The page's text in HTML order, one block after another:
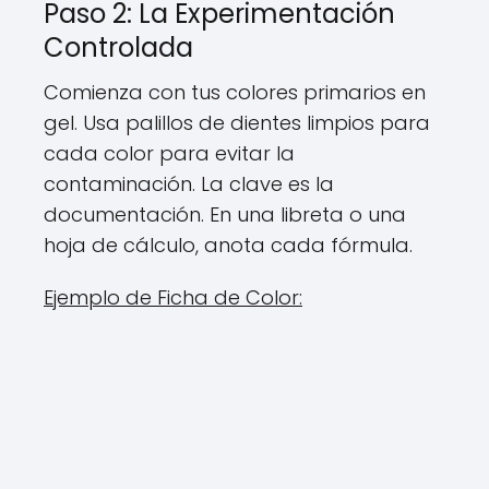
Paso 2: La Experimentación
Controlada
Comienza con tus colores primarios en
gel. Usa palillos de dientes limpios para
cada color para evitar la
contaminación. La clave es la
documentación. En una libreta o una
hoja de cálculo, anota cada fórmula.
Ejemplo de Ficha de Color: